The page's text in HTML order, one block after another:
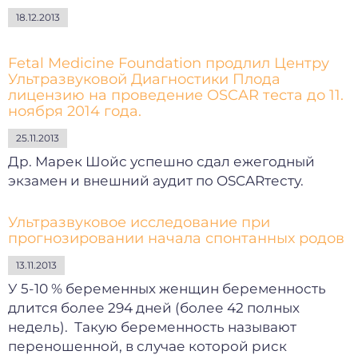
18.12.2013
Fetal Medicine Foundation продлил Центру
Ультразвуковой Диагностики Плода
лицензию на проведение OSCAR теста до 11.
ноября 2014 года.
25.11.2013
Др. Марек Шойс успешно сдал ежегодный
экзамен и внешний аудит по OSCARтесту.
Ультразвуковое исследование при
прогнозировании начала спонтанных родов
13.11.2013
У 5-10 % беременных женщин беременность
длится более 294 дней (более 42 полных
недель). Такую беременность называют
переношенной, в случае которой риск